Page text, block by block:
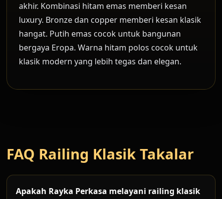
akhir. Kombinasi hitam emas memberi kesan
luxury. Bronze dan copper memberi kesan klasik
hangat. Putih emas cocok untuk bangunan
bergaya Eropa. Warna hitam polos cocok untuk
klasik modern yang lebih tegas dan elegan.
FAQ Railing Klasik Takalar
Apakah Rayka Perkasa melayani railing klasik